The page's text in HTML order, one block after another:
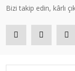
Bizi takip edin, kârlı